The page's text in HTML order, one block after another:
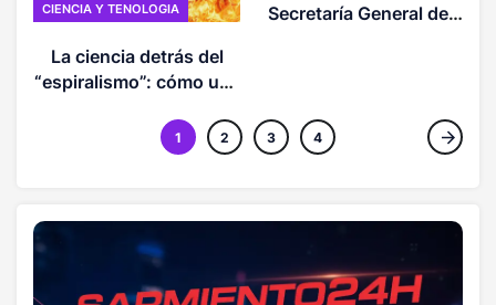
CIENCIA Y TENOLOGIA
La ciencia detrás del
“espiralismo”: cómo una
puede derivar en una
pseudorreligión
Secretaría General del
1 2 3 4